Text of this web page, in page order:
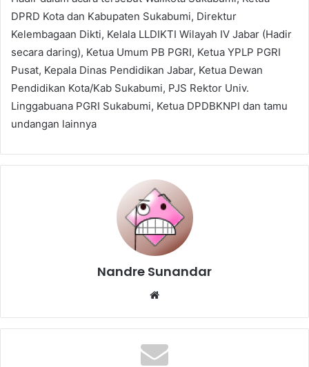
DPRD Kota dan Kabupaten Sukabumi, Direktur
Kelembagaan Dikti, Kelala LLDIKTI Wilayah IV Jabar (Hadir
secara daring), Ketua Umum PB PGRI, Ketua YPLP PGRI
Pusat, Kepala Dinas Pendidikan Jabar, Ketua Dewan
Pendidikan Kota/Kab Sukabumi, PJS Rektor Univ.
Linggabuana PGRI Sukabumi, Ketua DPDBKNPI dan tamu
undangan lainnya
Nandre Sunandar
Website